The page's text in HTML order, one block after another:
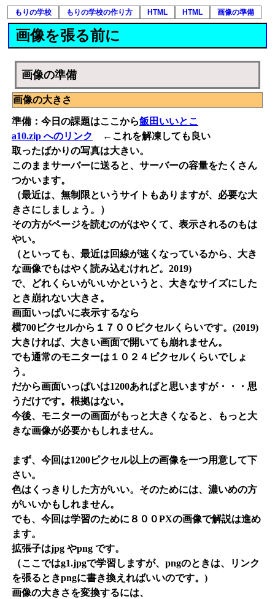
もりの学校 もりの学校の作り方 HTML HTML 画像の準備
画像を張る前に
画像の準備
画像の大きさ
準備：今日の課題はここから飯田いいとこ
a10.zip へのリンク
←これを解凍しても良い
取ったばかりの写真は大きい。
このままサーバーに送ると、サーバーの容量をたくさん
つかいます。
（最近は、無制限というサイトもありますが、必要な大
きさにしましょう。）
その方がページを読むのがはやくて、表示されるのもは
やい。
（といっても、最近は回線が速くなっているから、大き
な画像でもはやく読み込むけれど。2019)
で、どれくらいがいいかというと、大きなサイズにした
とき崩れない大きさ。
画面いっぱいに表示するなら
横700ピクセルから１７００ピクセルくらいです。(2019)
大きければ、大きい画面で開いても崩れません。
でも通常のモニターは１０２４ピクセルくらいでしょ
う。
だから画面いっぱいは1200あればと思いますが・・・思
うだけです。根拠はない。
今後、モニターの画面がもっと大きくなると、もっと大
きな画像が必要かもしれません。
まず、今回は1200ピクセル以上の画像を一つ用意して下
さい。
色はくっきりした方がいい。そのためには、濃いめの方
がいいかもしれません。
でも、今回は学習のために８００PXの画像で解説は進め
ます。
拡張子はjpg やpng です。
（ここではg1.jpgで学習しますが、pngのときは、リンク
を張るときpngに書き換えればいいのです。)
画像の大きさを変換するには、